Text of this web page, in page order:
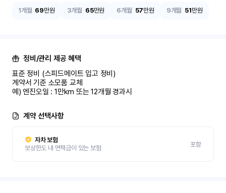
1개월 69만원 3개월 65만원 6개월 57만원 9개월 51만원
정비/관리 제공 혜택
표준 정비 (스피드메이트 입고 정비)
계약서 기준 소모품 교체
예) 엔진오일 : 1만km 또는 12개월 경과시
계약 선택사항
자차 보험
보상한도 내 면책금이 있는 보험
포함